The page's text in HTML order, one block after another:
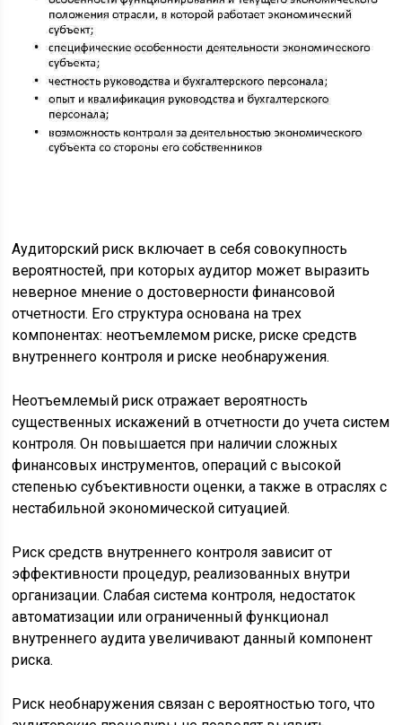
Аудиторский риск включает в себя совокупность
вероятностей, при которых аудитор может выразить
неверное мнение о достоверности финансовой
отчетности. Его структура основана на трех
компонентах: неотъемлемом риске, риске средств
внутреннего контроля и риске необнаружения.
Неотъемлемый риск отражает вероятность
существенных искажений в отчетности до учета систем
контроля. Он повышается при наличии сложных
финансовых инструментов, операций с высокой
степенью субъективности оценки, а также в отраслях с
нестабильной экономической ситуацией.
Риск средств внутреннего контроля зависит от
эффективности процедур, реализованных внутри
организации. Слабая система контроля, недостаток
автоматизации или ограниченный функционал
внутреннего аудита увеличивают данный компонент
риска.
Риск необнаружения связан с вероятностью того, что